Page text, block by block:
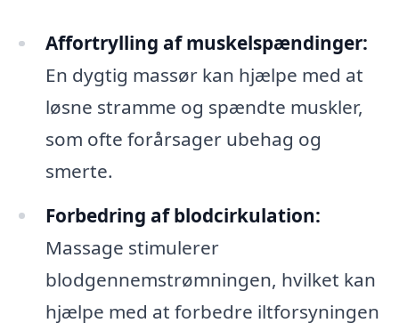
Affortrylling af muskelspændinger:
En dygtig massør kan hjælpe med at
løsne stramme og spændte muskler,
som ofte forårsager ubehag og
smerte.
Forbedring af blodcirkulation:
Massage stimulerer
blodgennemstrømningen, hvilket kan
hjælpe med at forbedre iltforsyningen